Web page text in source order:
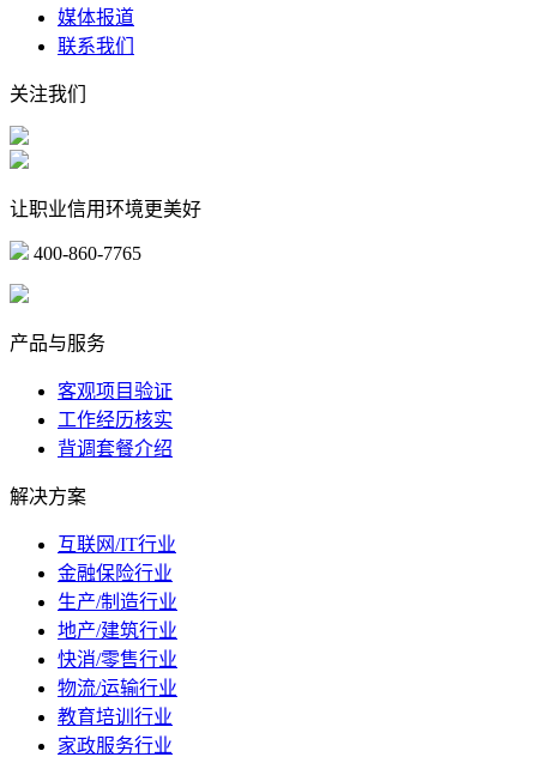
媒体报道
联系我们
关注我们
让职业信用环境更美好
400-860-7765
产品与服务
客观项目验证
工作经历核实
背调套餐介绍
解决方案
互联网/IT行业
金融保险行业
生产/制造行业
地产/建筑行业
快消/零售行业
物流/运输行业
教育培训行业
家政服务行业